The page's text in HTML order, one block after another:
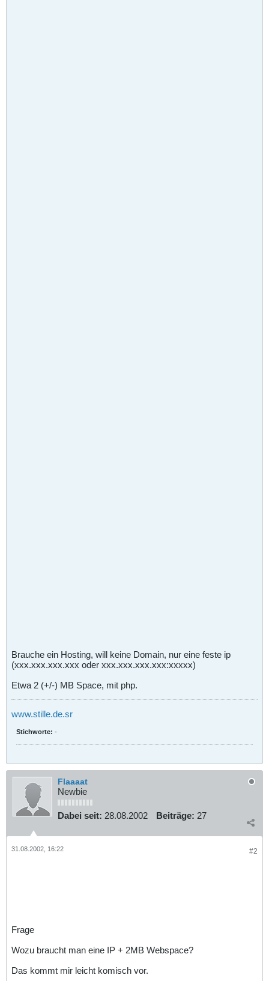
Brauche ein Hosting, will keine Domain, nur eine feste ip
(xxx.xxx.xxx.xxx oder xxx.xxx.xxx.xxx:xxxxx)
Etwa 2 (+/-) MB Space, mit php.
www.stille.de.sr
Stichworte: -
Flaaaat
Newbie
Dabei seit: 28.08.2002 Beiträge: 27
#2
31.08.2002, 16:22
Frage
Wozu braucht man eine IP + 2MB Webspace?
Das kommt mir leicht komisch vor.